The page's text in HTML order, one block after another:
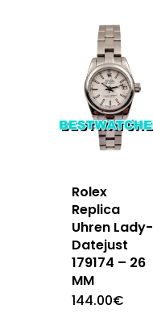
Rolex
Replica
Uhren Lady-
Datejust
179174 – 26
MM
144.00€